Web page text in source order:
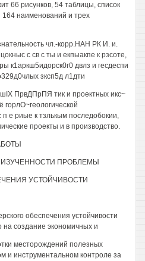
66 рисунков, 54 таблицы, список
164 наименований и трех
чл.-корр.НАН РК И. и.
с св с ты и екпыакпе к рзсоте,
к1аркш5идорск0г0 двлз и гесдеспи
зксп5д л1дти
ПрвДПрПЯ тик и проектных икс~
п е риые к тзлькым последобокии,
проекты и в производство.
ПРОБЛЕМЫ
УСТОЙЧИВОСТИ
обеспечения устойчивости
на создание экономичных и
месторождений полезных
и инструментальном контроле за